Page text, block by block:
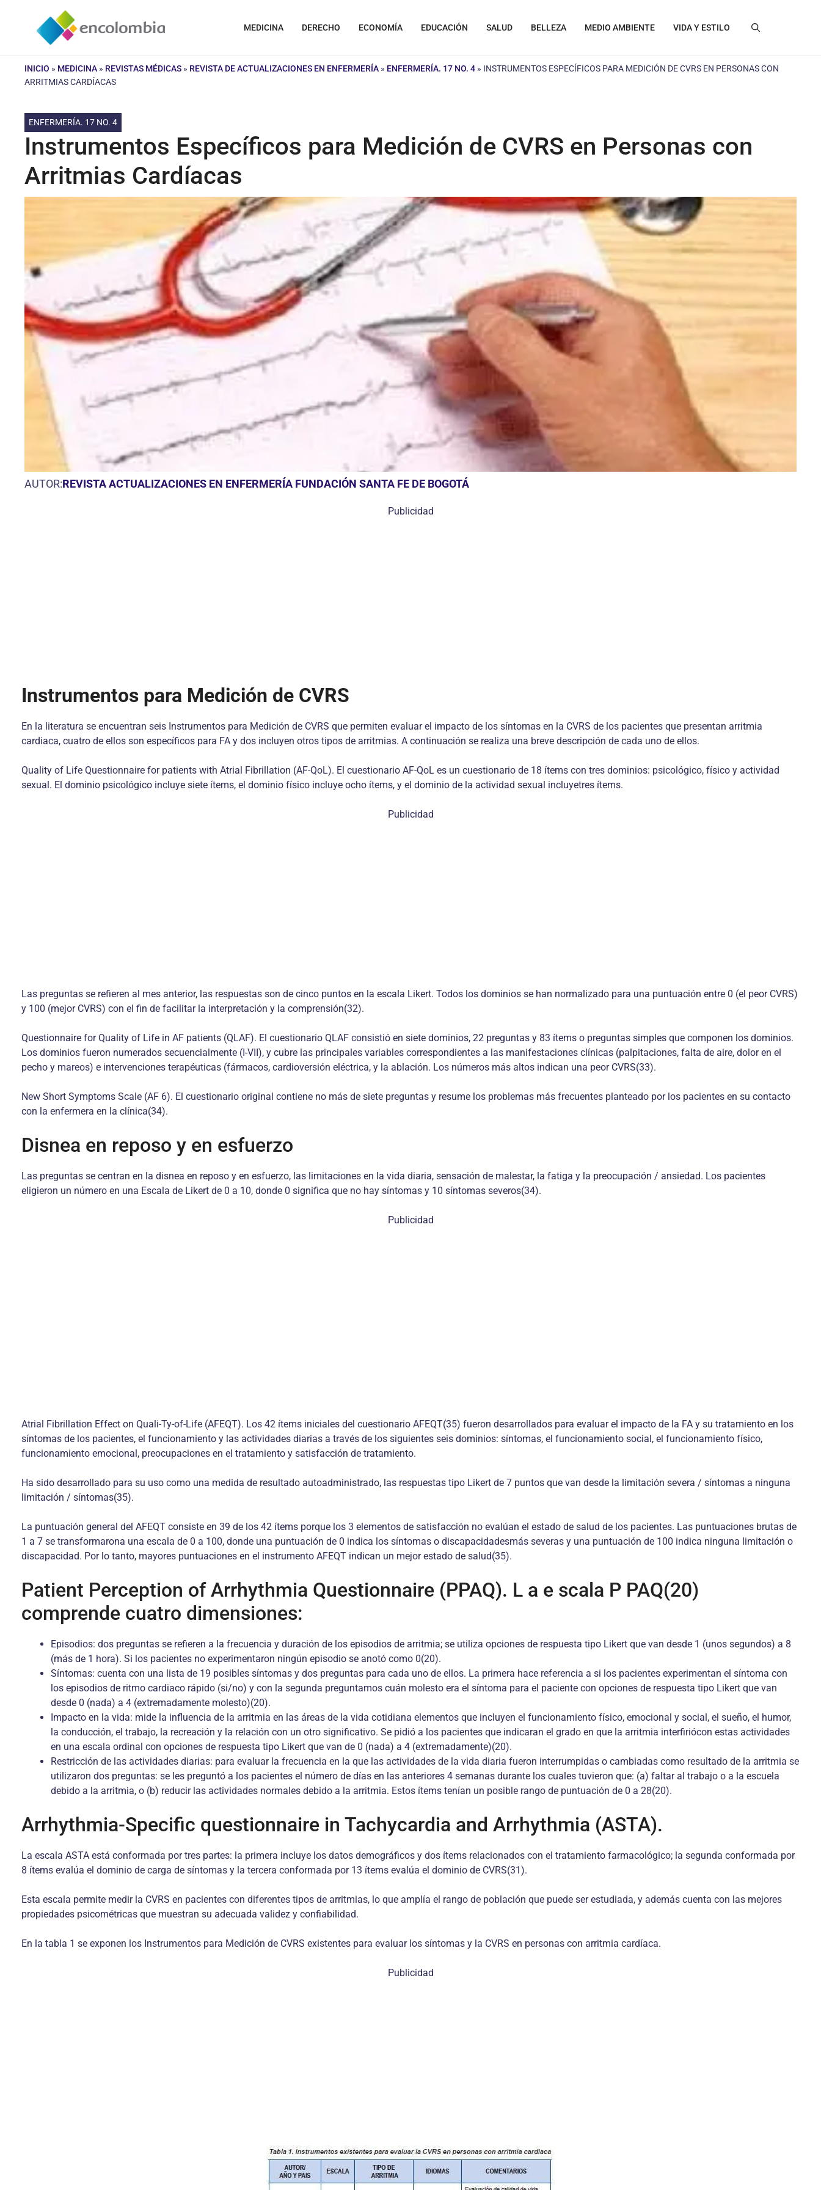
contenido
MEDICINA DERECHO ECONOMÍA EDUCACIÓN SALUD BELLEZA MEDIO AMBIENTE VIDA Y ESTILO
INICIO » MEDICINA » REVISTAS MÉDICAS » REVISTA DE ACTUALIZACIONES EN ENFERMERÍA » ENFERMERÍA. 17 NO. 4 » INSTRUMENTOS ESPECÍFICOS PARA MEDICIÓN DE CVRS EN PERSONAS CON
ARRITMIAS CARDÍACAS
ENFERMERÍA. 17 NO. 4
Instrumentos Específicos para Medición de CVRS en Personas con
Arritmias Cardíacas
AUTOR:REVISTA ACTUALIZACIONES EN ENFERMERÍA FUNDACIÓN SANTA FE DE BOGOTÁ
Publicidad
Instrumentos para Medición de CVRS
En la literatura se encuentran seis Instrumentos para Medición de CVRS que permiten evaluar el impacto de los síntomas en la CVRS de los pacientes que presentan arritmia
cardiaca, cuatro de ellos son específicos para FA y dos incluyen otros tipos de arritmias. A continuación se realiza una breve descripción de cada uno de ellos.
Quality of Life Questionnaire for patients with Atrial Fibrillation (AF-QoL). El cuestionario AF-QoL es un cuestionario de 18 ítems con tres dominios: psicológico, físico y actividad
sexual. El dominio psicológico incluye siete ítems, el dominio físico incluye ocho ítems, y el dominio de la actividad sexual incluyetres ítems.
Publicidad
Las preguntas se refieren al mes anterior, las respuestas son de cinco puntos en la escala Likert. Todos los dominios se han normalizado para una puntuación entre 0 (el peor CVRS)
y 100 (mejor CVRS) con el fin de facilitar la interpretación y la comprensión(32).
Questionnaire for Quality of Life in AF patients (QLAF). El cuestionario QLAF consistió en siete dominios, 22 preguntas y 83 ítems o preguntas simples que componen los dominios.
Los dominios fueron numerados secuencialmente (I-VII), y cubre las principales variables correspondientes a las manifestaciones clínicas (palpitaciones, falta de aire, dolor en el
pecho y mareos) e intervenciones terapéuticas (fármacos, cardioversión eléctrica, y la ablación. Los números más altos indican una peor CVRS(33).
New Short Symptoms Scale (AF 6). El cuestionario original contiene no más de siete preguntas y resume los problemas más frecuentes planteado por los pacientes en su contacto
con la enfermera en la clínica(34).
Disnea en reposo y en esfuerzo
Las preguntas se centran en la disnea en reposo y en esfuerzo, las limitaciones en la vida diaria, sensación de malestar, la fatiga y la preocupación / ansiedad. Los pacientes
eligieron un número en una Escala de Likert de 0 a 10, donde 0 significa que no hay síntomas y 10 síntomas severos(34).
Publicidad
Atrial Fibrillation Effect on Quali-Ty-of-Life (AFEQT). Los 42 ítems iniciales del cuestionario AFEQT(35) fueron desarrollados para evaluar el impacto de la FA y su tratamiento en los
síntomas de los pacientes, el funcionamiento y las actividades diarias a través de los siguientes seis dominios: síntomas, el funcionamiento social, el funcionamiento físico,
funcionamiento emocional, preocupaciones en el tratamiento y satisfacción de tratamiento.
Ha sido desarrollado para su uso como una medida de resultado autoadministrado, las respuestas tipo Likert de 7 puntos que van desde la limitación severa / síntomas a ninguna
limitación / síntomas(35).
La puntuación general del AFEQT consiste en 39 de los 42 ítems porque los 3 elementos de satisfacción no evalúan el estado de salud de los pacientes. Las puntuaciones brutas de
1 a 7 se transformarona una escala de 0 a 100, donde una puntuación de 0 indica los síntomas o discapacidadesmás severas y una puntuación de 100 indica ninguna limitación o
discapacidad. Por lo tanto, mayores puntuaciones en el instrumento AFEQT indican un mejor estado de salud(35).
Patient Perception of Arrhythmia Questionnaire (PPAQ). L a e scala P PAQ(20)
comprende cuatro dimensiones:
Episodios: dos preguntas se refieren a la frecuencia y duración de los episodios de arritmia; se utiliza opciones de respuesta tipo Likert que van desde 1 (unos segundos) a 8
(más de 1 hora). Si los pacientes no experimentaron ningún episodio se anotó como 0(20).
Síntomas: cuenta con una lista de 19 posibles síntomas y dos preguntas para cada uno de ellos. La primera hace referencia a si los pacientes experimentan el síntoma con
los episodios de ritmo cardiaco rápido (si/no) y con la segunda preguntamos cuán molesto era el síntoma para el paciente con opciones de respuesta tipo Likert que van
desde 0 (nada) a 4 (extremadamente molesto)(20).
Impacto en la vida: mide la influencia de la arritmia en las áreas de la vida cotidiana elementos que incluyen el funcionamiento físico, emocional y social, el sueño, el humor,
la conducción, el trabajo, la recreación y la relación con un otro significativo. Se pidió a los pacientes que indicaran el grado en que la arritmia interfiriócon estas actividades
en una escala ordinal con opciones de respuesta tipo Likert que van de 0 (nada) a 4 (extremadamente)(20).
Restricción de las actividades diarias: para evaluar la frecuencia en la que las actividades de la vida diaria fueron interrumpidas o cambiadas como resultado de la arritmia se
utilizaron dos preguntas: se les preguntó a los pacientes el número de días en las anteriores 4 semanas durante los cuales tuvieron que: (a) faltar al trabajo o a la escuela
debido a la arritmia, o (b) reducir las actividades normales debido a la arritmia. Estos ítems tenían un posible rango de puntuación de 0 a 28(20).
Arrhythmia-Specific questionnaire in Tachycardia and Arrhythmia (ASTA).
La escala ASTA está conformada por tres partes: la primera incluye los datos demográficos y dos ítems relacionados con el tratamiento farmacológico; la segunda conformada por
8 ítems evalúa el dominio de carga de síntomas y la tercera conformada por 13 ítems evalúa el dominio de CVRS(31).
Esta escala permite medir la CVRS en pacientes con diferentes tipos de arritmias, lo que amplía el rango de población que puede ser estudiada, y además cuenta con las mejores
propiedades psicométricas que muestran su adecuada validez y confiabilidad.
En la tabla 1 se exponen los Instrumentos para Medición de CVRS existentes para evaluar los síntomas y la CVRS en personas con arritmia cardíaca.
Publicidad